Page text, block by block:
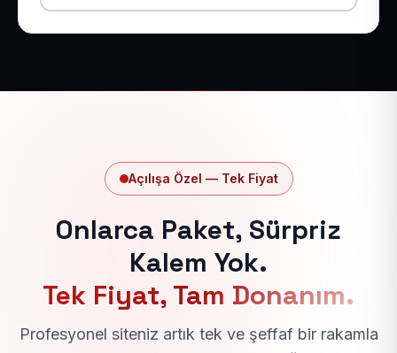
Açılışa Özel — Tek Fiyat
Onlarca Paket, Sürpriz
Kalem Yok.
Tek Fiyat, Tam Donanım.
Profesyonel siteniz artık tek ve şeffaf bir rakamla